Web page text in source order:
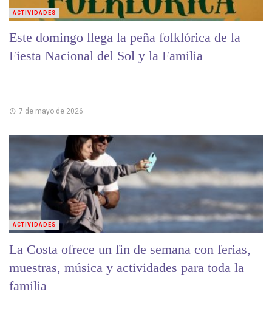
Este domingo llega la peña folklórica de la
Fiesta Nacional del Sol y la Familia
7 de mayo de 2026
ACTIVIDADES
La Costa ofrece un fin de semana con ferias,
muestras, música y actividades para toda la
familia
ACTIVIDADES